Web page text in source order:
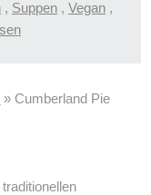
, Suppen , Vegan ,
»Cumberland Pie